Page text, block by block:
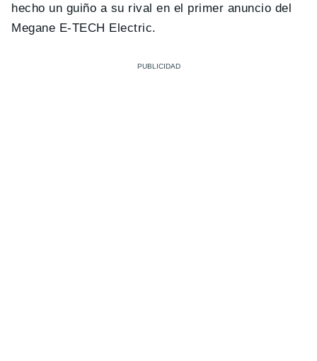
hecho un guiño a su rival en el primer anuncio del
Megane E-TECH Electric.